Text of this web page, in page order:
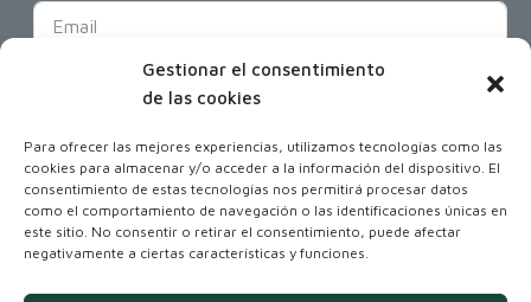
Gestionar el consentimiento
de las cookies
Para ofrecer las mejores experiencias, utilizamos tecnologías como las
cookies para almacenar y/o acceder a la información del dispositivo. El
consentimiento de estas tecnologías nos permitirá procesar datos
como el comportamiento de navegación o las identificaciones únicas en
este sitio. No consentir o retirar el consentimiento, puede afectar
negativamente a ciertas características y funciones.
SUSCRIBIR
Coordinadora Andaluza de Organizaciones